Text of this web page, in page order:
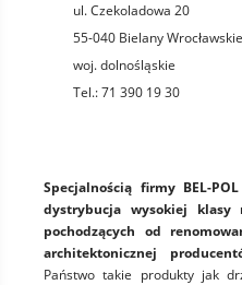
ul. Czekoladowa 20
55-040 Bielany Wrocławskie
woj.dolnośląskie
Tel.:71 390 19 30
Specjalnością firmy BEL-
dystrybucja wysokiej klasy
pochodzących od
architektonicznej
Państwo takie produkty jak